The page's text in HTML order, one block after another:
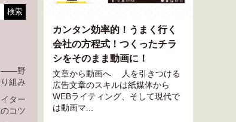
――野
組み
ター
コツ
カンタン効率的！うまく行く
会社の方程式！つくったチラ
シをそのまま動画に！
文章から動画へ 人を引きつける
広告文章のスキルは紙媒体から
WEBライティング、そして現代で
は動画マ...